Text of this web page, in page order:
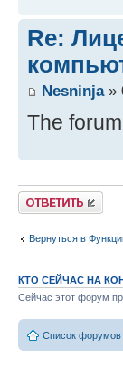
Re:
Nesninja»
The
Ответить
Вернуться в
КТО СЕЙЧАС НА
Сейчас этот форум
Список форумов